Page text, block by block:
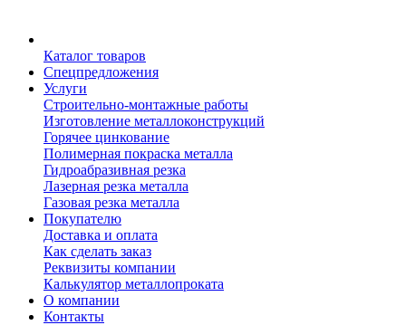
Каталог товаров
Спецпредложения
Услуги
Строительно-монтажные работы
Изготовление металлоконструкций
Горячее цинкование
Полимерная покраска металла
Гидроабразивная резка
Лазерная резка металла
Газовая резка металла
Покупателю
Доставка и оплата
Как сделать заказ
Реквизиты компании
Калькулятор металлопроката
О компании
Контакты